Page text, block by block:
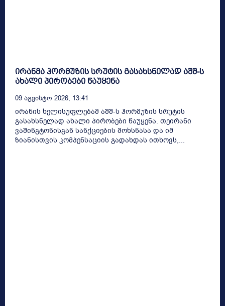
ირანმა ჰორმუზის სრუტის გასახსნელად აშშ-ს
ახალი პირობები წაუყენა
09 Აგვისტო 2026, 13:41
ირანის ხელისუფლებამ აშშ-ს ჰორმუზის სრუტის
გასახსნელად ახალი პირობები წაუყენა. თეირანი
ვაშინგტონისგან სანქციების მოხსნასა და იმ
ზიანისთვის კომპენსაციის გადახდას ითხოვს,...